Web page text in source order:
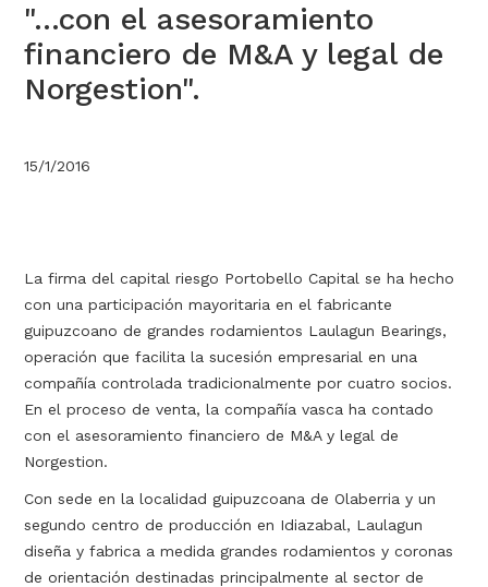
"...con el asesoramiento
financiero de M&A y legal de
Norgestion".
15/1/2016
La firma del capital riesgo Portobello Capital se ha hecho
con una participación mayoritaria en el fabricante
guipuzcoano de grandes rodamientos Laulagun Bearings,
operación que facilita la sucesión empresarial en una
compañía controlada tradicionalmente por cuatro socios.
En el proceso de venta, la compañía vasca ha contado
con el asesoramiento financiero de M&A y legal de
Norgestion.
Con sede en la localidad guipuzcoana de Olaberria y un
segundo centro de producción en Idiazabal, Laulagun
diseña y fabrica a medida grandes rodamientos y coronas
de orientación destinadas principalmente al sector de